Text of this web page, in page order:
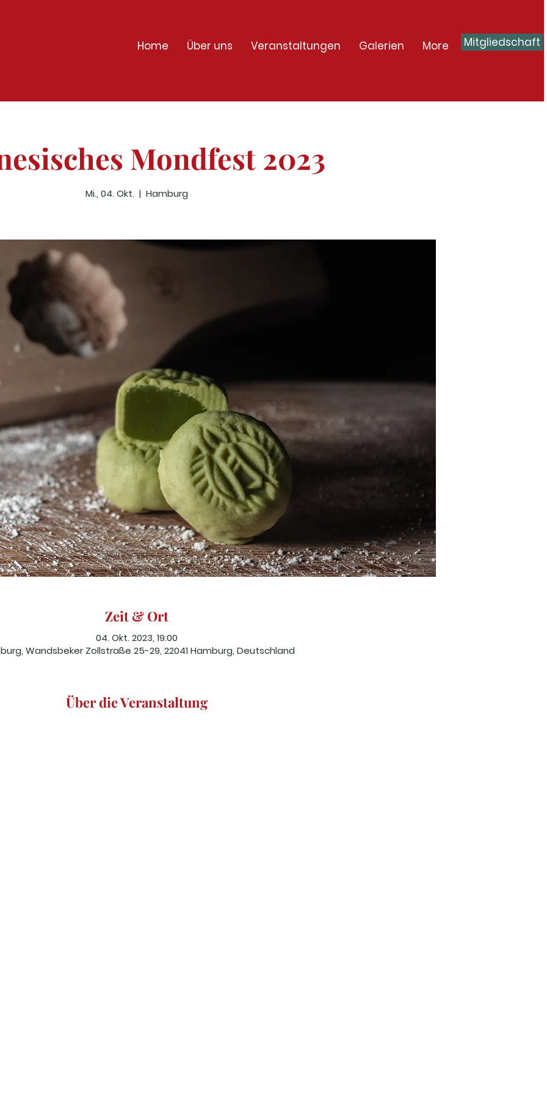
Home Über uns Veranstaltungen Galerien More Mitgliedschaft
Mondfest 2023
Mi., 04. Okt.
  |
Hamburg
Zeit & Ort
04. Okt. 2023, 19:00
Wandsbeker Zollstraße 25-29, 22041 Hamburg, Deutschland
Über die Veranstaltung